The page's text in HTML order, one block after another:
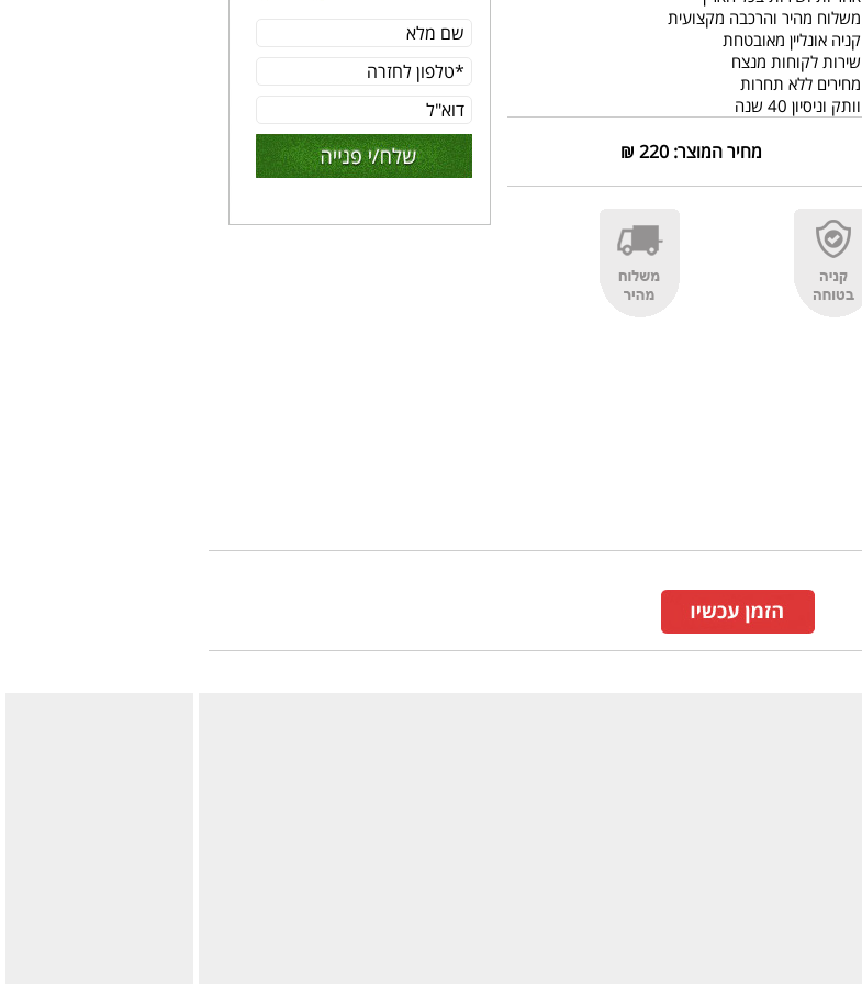
משלוח מהיר והרכבה מקצועית
קניה אונליין מאובטחת
שירות לקוחות מנצח
מחירים ללא תחרות
וותק וניסיון 40 שנה
מחיר המוצר:220
₪